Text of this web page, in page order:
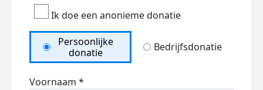
Ik doe een anonieme donatie
Persoonlijke
donatie
Bedrijfsdonatie
Voornaam *